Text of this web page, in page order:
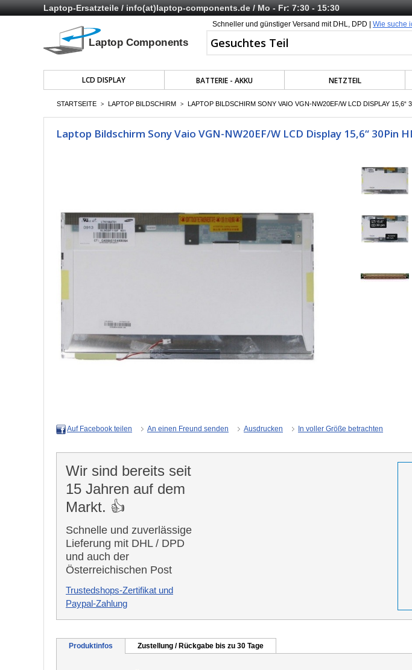
Laptop-Ersatzteile /info(at)laptop-components.de/ Mo - Fr: 7:30 - 15:30
Schneller und günstiger Versand mit DHL, DPD | Wie suche
LCD DISPLAY BATTERIE - AKKU NETZTEIL
STARTSEITE > LAPTOP BILDSCHIRM > LAPTOP BILDSCHIRM SONY VAIO VGN-NW20EF/W LCD DISPLAY 15,6“
Laptop Bildschirm Sony Vaio VGN-NW20EF/W LCD Display 15,6“ 30Pin
Auf Facebook teilen An einen Freund senden Ausdrucken In voller Größe betrachten
Wir sind bereits seit
15 Jahren auf dem
Markt. 👍
Schnelle und zuverlässige
Lieferung mit DHL / DPD
und auch der
Österreichischen Post
Trustedshops-Zertifikat und
Paypal-Zahlung
Produktinfos Zustellung / Rückgabe bis zu 30 Tage